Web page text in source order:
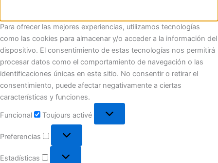
Para ofrecer las mejores experiencias, utilizamos tecnologías
como las cookies para almacenar y/o acceder a la información del
dispositivo. El consentimiento de estas tecnologías nos permitirá
procesar datos como el comportamiento de navegación o las
identificaciones únicas en este sitio. No consentir o retirar el
consentimiento, puede afectar negativamente a ciertas
características y funciones.
Funcional Toujours activé
Preferencias
Estadísticas